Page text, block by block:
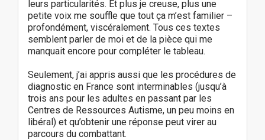
leurs particularités. Et plus je creuse, plus une
petite voix me souffle que tout ça m’est familier –
profondément, viscéralement. Tous ces textes
semblent parler de moi et de la pièce qui me
manquait encore pour compléter le tableau.
Seulement, j’ai appris aussi que les procédures de
diagnostic en France sont interminables (jusqu’à
trois ans pour les adultes en passant par les
Centres de Ressources Autisme, un peu moins en
libéral) et qu’obtenir une réponse peut virer au
parcours du combattant.